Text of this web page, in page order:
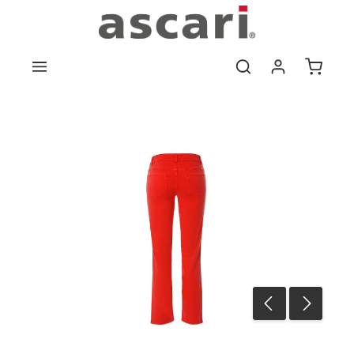
Zum Hauptinhalt springen